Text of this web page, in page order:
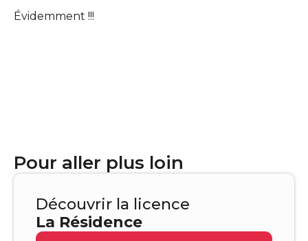
Évidemment !!!
Pour aller plus loin
Découvrir la licence
La Résidence